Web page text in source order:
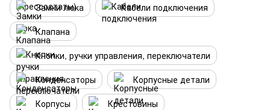
Замки люка
Кабели подключения
Клапана
Кнопки, ручки управления, переключатели
Конденсаторы
Корпусные детали
Корпусы
Крестовины